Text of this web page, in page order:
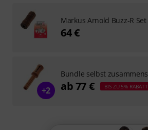
Markus Arnold Buzz-R
64 €
+2
Bundle selbst
ab 77 € BIS ZU 5% RABATT